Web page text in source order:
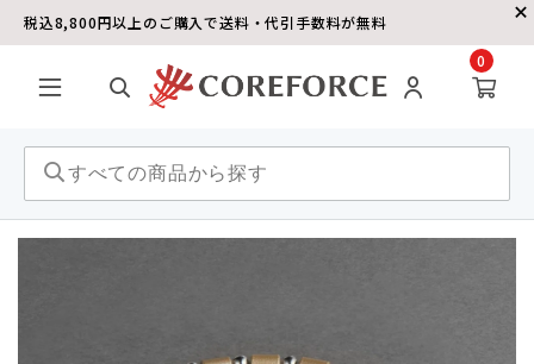
税込8,800円以上のご購入で送料・代引手数料が無料
0